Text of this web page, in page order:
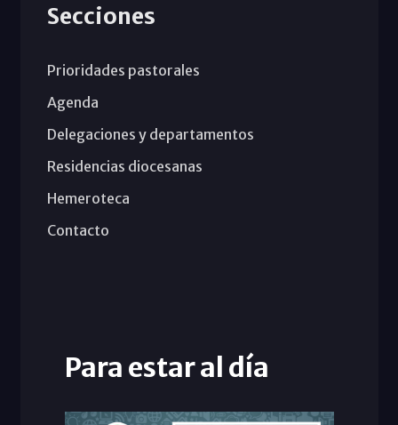
Secciones
Prioridades pastorales
Agenda
Delegaciones y departamentos
Residencias diocesanas
Hemeroteca
Contacto
Para estar al día